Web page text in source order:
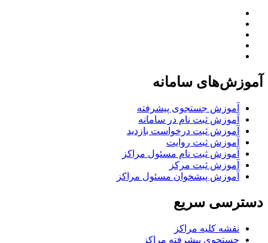
آموزش‌های سامانه
آموزش جستجوی پیشرفته
آموزش ثبت نام در سامانه
آموزش ثبت درخواست بازدید
آموزش ثبت روایت
آموزش ثبت نام مسئول مراکز
آموزش ثبت مرکز
آموزش پیشخوان مسئول مراکز
دسترسی سریع
نقشه کلیه مراکز
جستجوی پیشرفته مراکز